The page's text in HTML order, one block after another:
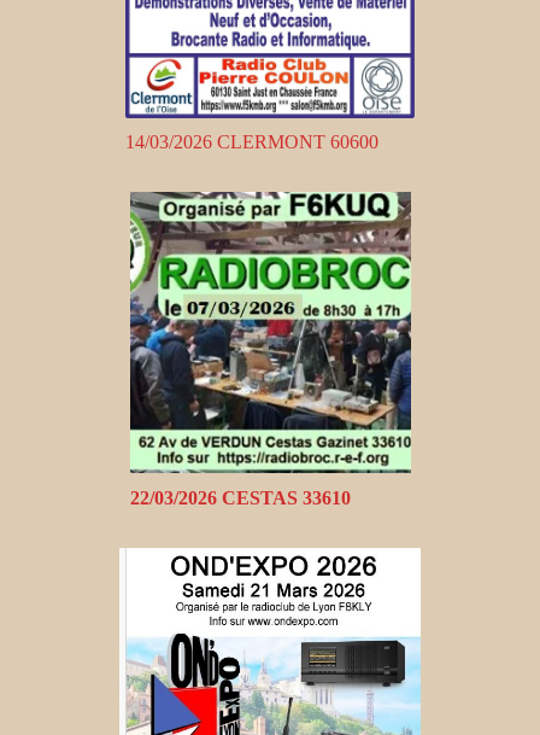
14/03/2026 CLERMONT 60600
22/03/2026 CESTAS 33610